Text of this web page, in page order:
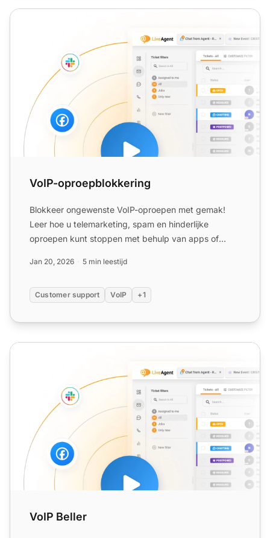
VoIP-oproepblokkering
VoIP-oproepblokkering
Blokkeer ongewenste VoIP-oproepen met gemak!
Leer hoe u telemarketing, spam en hinderlijke
oproepen kunt stoppen met behulp van apps of
Jan 20, 2026 5 min leestijd
Customer support VoIP +1
VoIP Beller
VoIP Beller